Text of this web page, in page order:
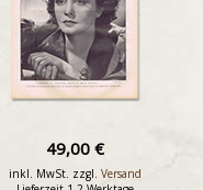
49,00 €
inkl. MwSt. zzgl. Versand